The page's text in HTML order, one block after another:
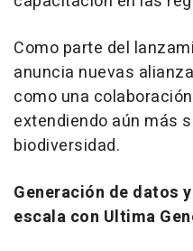
Como parte del
anuncia nuevas
como una
extendiendo aún más
biodiversidad.
Generación de datos
escala con Ultima